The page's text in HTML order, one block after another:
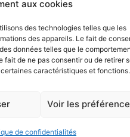
aux cookies
des technologies telles que les
des appareils. Le fait de
données telles que le
fait de ne pas consentir ou de retirer
caractéristiques et fonctions.
Voir les
de confidentialités
actualités